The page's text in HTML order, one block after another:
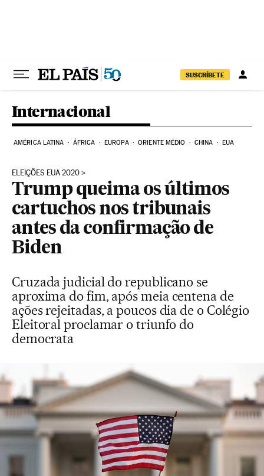
SUSCRÍBETE
Internacional
AMÉRICA LATINA ÁFRICA EUROPA ORIENTE MÉDIO CHINA EUA
ELEIÇÕES EUA 2020
Trump queima os últimos
cartuchos nos tribunais
antes da confirmação de
Biden
Cruzada judicial do republicano se
aproxima do fim, após meia centena de
ações rejeitadas, a poucos dia de o Colégio
Eleitoral proclamar o triunfo do
democrata